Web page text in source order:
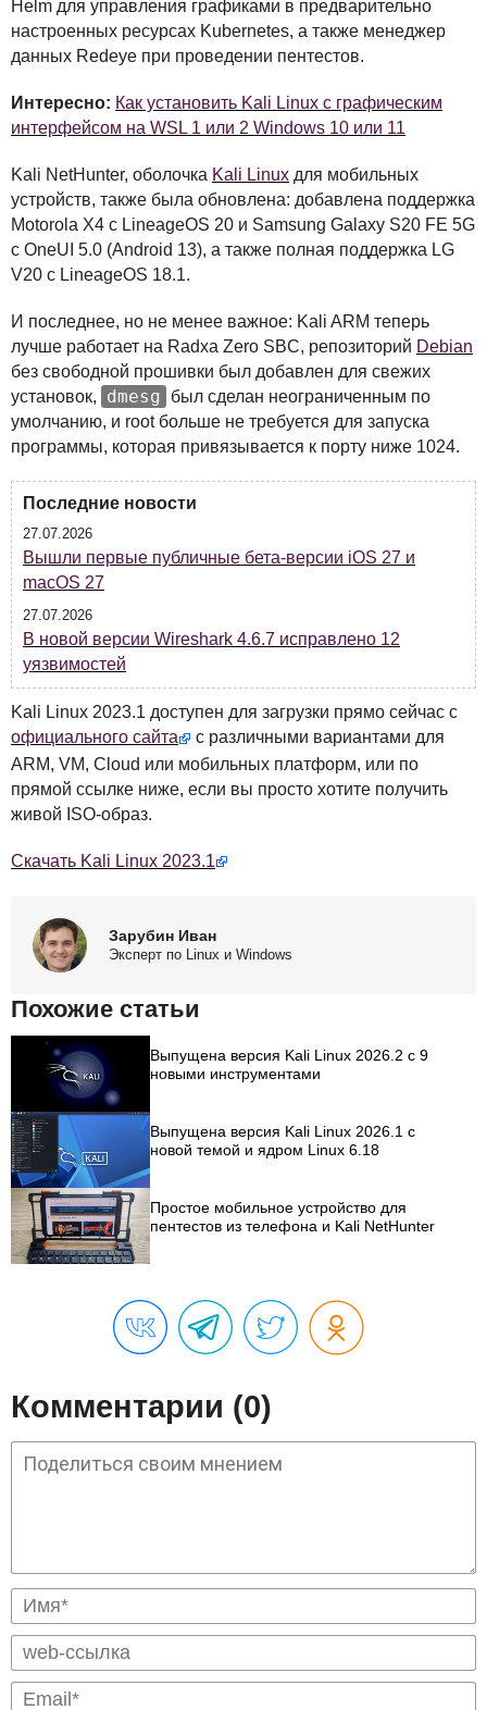
Helm для управления графиками в предварительно
настроенных ресурсах Kubernetes, а также менеджер
данных Redeye при проведении пентестов.
Интересно: Как установить Kali Linux с графическим
интерфейсом на WSL 1 или 2 Windows 10 или 11
Kali NetHunter, оболочка Kali Linux для мобильных
устройств, также была обновлена: добавлена поддержка
Motorola X4 с LineageOS 20 и Samsung Galaxy S20 FE 5G
с OneUI 5.0 (Android 13), а также полная поддержка LG
V20 с LineageOS 18.1.
И последнее, но не менее важное: Kali ARM теперь
лучше работает на Radxa Zero SBC, репозиторий Debian
без свободной прошивки был добавлен для свежих
установок,
dmesg
был сделан неограниченным по
умолчанию, и root больше не требуется для запуска
программы, которая привязывается к порту ниже 1024.
Последние новости
27.07.2026
Вышли первые публичные бета-версии iOS 27 и
macOS 27
27.07.2026
В новой версии Wireshark 4.6.7 исправлено 12
уязвимостей
Kali Linux 2023.1 доступен для загрузки прямо сейчас с
официального сайта
с различными вариантами для
ARM, VM, Cloud или мобильных платформ, или по
прямой ссылке ниже, если вы просто хотите получить
живой ISO-образ.
Скачать Kali Linux 2023.1
Зарубин Иван
Эксперт по Linux и Windows
Похожие статьи
Выпущена версия Kali Linux 2026.2 с 9
новыми инструментами
Выпущена версия Kali Linux 2026.1 с
новой темой и ядром Linux 6.18
Простое мобильное устройство для
пентестов из телефона и Kali NetHunter
Комментарии (0)